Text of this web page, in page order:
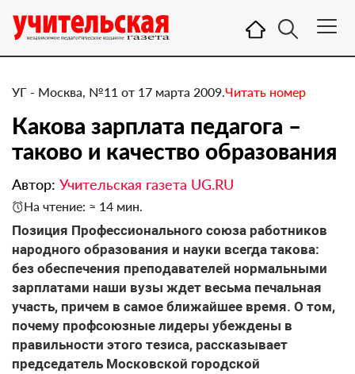
УГ - Москва, №11 от 17 марта 2009.Читать номер
Какова зарплата педагога –
таково и качество образования
Автор: Учительская газета UG.RU
На чтение: ≈ 14 мин.
Позиция Профессионального союза работников
народного образования и науки всегда такова:
без обеспечения преподавателей нормальными
зарплатами наши вузы ждет весьма печальная
участь, причем в самое ближайшее время. О том,
почему профсоюзные лидеры убеждены в
правильности этого тезиса, рассказывает
председатель Московской городской